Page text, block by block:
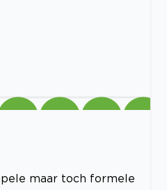
maar toch formele